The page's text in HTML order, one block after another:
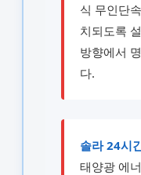
식 무인단
치되도록
방향에서
다.
솔라 24시
태양광 에